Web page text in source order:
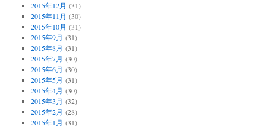
2015年12月 (31)
2015年11月 (30)
2015年10月 (31)
2015年9月 (31)
2015年8月 (31)
2015年7月 (30)
2015年6月 (30)
2015年5月 (31)
2015年4月 (30)
2015年3月 (32)
2015年2月 (28)
2015年1月 (31)